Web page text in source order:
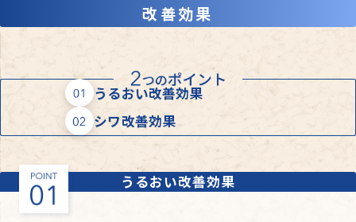
改善効果
うるおい改善効果
シワ改善効果
うるおい改善効果